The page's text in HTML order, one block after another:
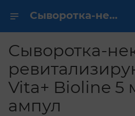
Сыворотка-нектар ревитализирующая Vita+ Bioline 5 мл X 10 ампул купить по выгодной цене в интернет магазине
Сыворотка-
Vita+ Bioline 5
ампул